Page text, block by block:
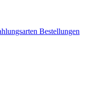
Bestellungen